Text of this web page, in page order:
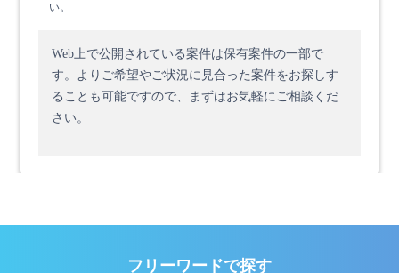
い。
Web上で公開されている案件は保有案件の一部で
す。 よりご希望やご状況に見合った案件をお探しす
ることも可能ですので、まずはお気軽にご相談くだ
さい。
フリーワードで探す